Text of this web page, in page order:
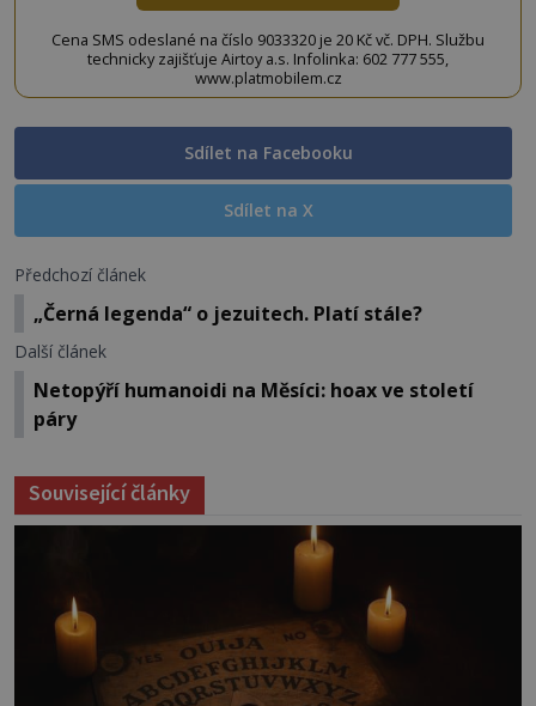
Cena SMS odeslané na číslo 9033320 je 20 Kč vč. DPH. Službu
technicky zajišťuje Airtoy a.s. Infolinka: 602 777 555,
www.platmobilem.cz
Sdílet na Facebooku
Sdílet na X
Předchozí článek
„Černá legenda“ o jezuitech. Platí stále?
Další článek
Netopýří humanoidi na Měsíci: hoax ve století
páry
Související články